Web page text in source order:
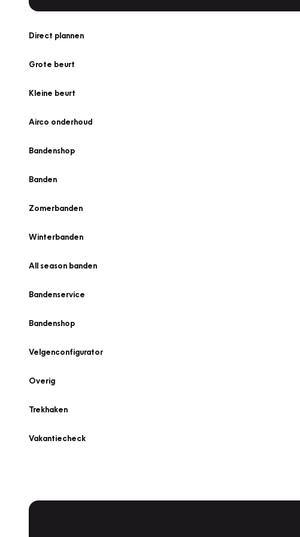
Direct plannen
Grote beurt
Kleine beurt
Airco onderhoud
Bandenshop
Banden
Zomerbanden
Winterbanden
All season banden
Bandenservice
Bandenshop
Velgenconfigurator
Overig
Trekhaken
Vakantiecheck